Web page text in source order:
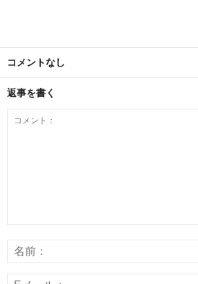
コメントなし
返事を書く